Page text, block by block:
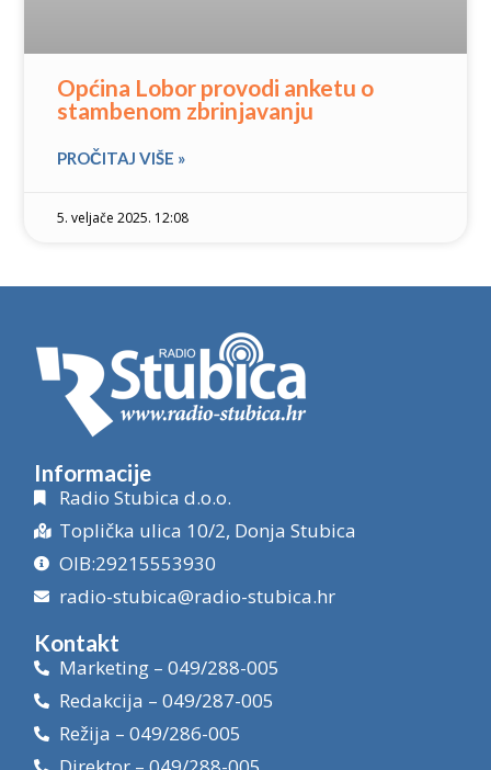
Općina Lobor provodi anketu o
stambenom zbrinjavanju
PROČITAJ VIŠE »
5. veljače 2025. 12:08
Informacije
Radio Stubica d.o.o.
Toplička ulica 10/2, Donja Stubica
OIB:29215553930
radio-stubica@radio-stubica.hr
Kontakt
Marketing – 049/288-005
Redakcija – 049/287-005
Režija – 049/286-005